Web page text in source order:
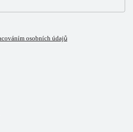
osobních údajů